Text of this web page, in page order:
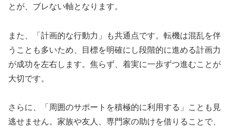
とが、ブレない軸となります。
また、「計画的な行動力」も共通点です。転機は混乱を伴
うことも多いため、目標を明確にし段階的に進める計画力
が成功を左右します。焦らず、着実に一歩ずつ進むことが
大切です。
さらに、「周囲のサポートを積極的に利用する」ことも見
逃せません。家族や友人、専門家の助けを借りることで、